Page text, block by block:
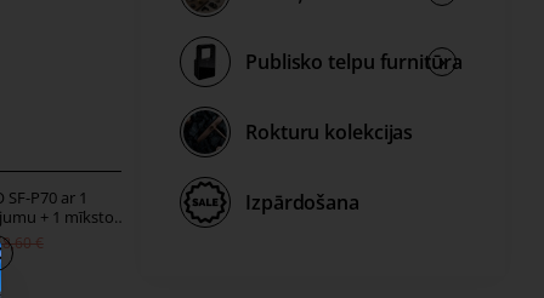
SF-P70 ar 1
+ 1 mīksto
līdz 70 kg
€
SAHECO SF-P70 ar 2 Soft
līdz 70 kg
Publisko telpu furnitūra
Rokturu kolekcijas
Izpārdošana